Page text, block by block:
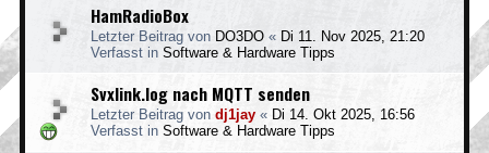
HamRadioBox
Letzter Beitrag von DO3DO « Di 11. Nov 2025, 21:20
Verfasst in Software & Hardware Tipps
Svxlink.log nach MQTT senden
Letzter Beitrag von dj1jay « Di 14. Okt 2025, 16:56
Verfasst in Software & Hardware Tipps